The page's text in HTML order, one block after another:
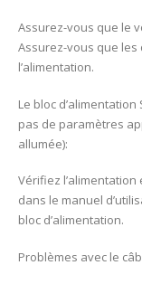
Assurez-vous que le
Assurez-vous que les
l’alimentation.
Le bloc
pas de paramètres
allumée):
Vérifiez
dans le manuel
bloc d’alimentation.
Problèmes avec le